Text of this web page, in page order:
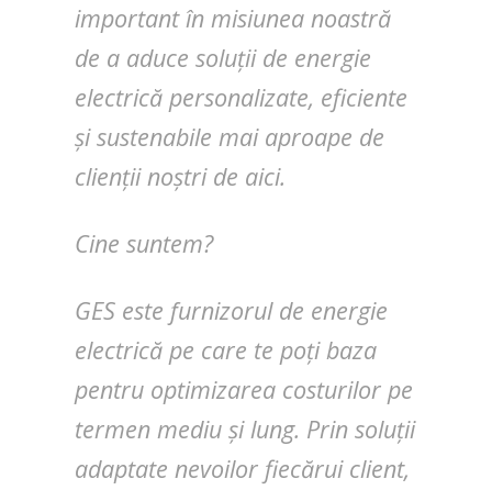
important în misiunea noastră
de a aduce soluții de energie
electrică personalizate, eficiente
și sustenabile mai aproape de
clienții noștri de aici.
Cine suntem?
GES este furnizorul de energie
electrică pe care te poți baza
pentru optimizarea costurilor pe
termen mediu și lung. Prin soluții
adaptate nevoilor fiecărui client,